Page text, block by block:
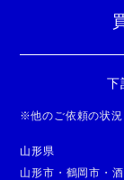
下
※他のご依頼の状
山形県
山形市 ・ 鶴岡市 ・